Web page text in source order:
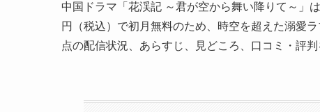
中国ドラマ「花渓記 ～君が空から舞い降りて～」
円（税込）で初月無料のため、時空を超えた溺愛
点の配信状況、あらすじ、見どころ、口コミ・評判